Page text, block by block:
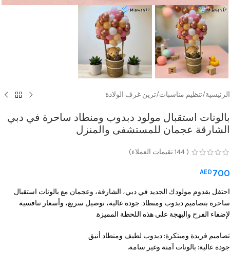
الرئيسية/تنظيم مناسبات/تزين غرف الولادة
بالونات استقبال مولود دبدوب ومنطاد ساحرة في دبي
الشارقة عجمان للمستشفى والمنزل
(
144تقيمات العملاء)
AED 700
احتفل بقدوم مولودك الجديد في دبي، الشارقة، وعجمان مع بالونات استقبال
ساحرة بتصاميم دبدوب ومنطاد. جودة عالية، توصيل سريع، وأسعار تنافسية
لإضفاء الفرح والبهجة على هذه اللحظة المميزة.
تصاميم فريدة ومبتكرة: دبدوب لطيف ومنطاد أنيق.
جودة عالية: بالونات آمنة وغير سامة.